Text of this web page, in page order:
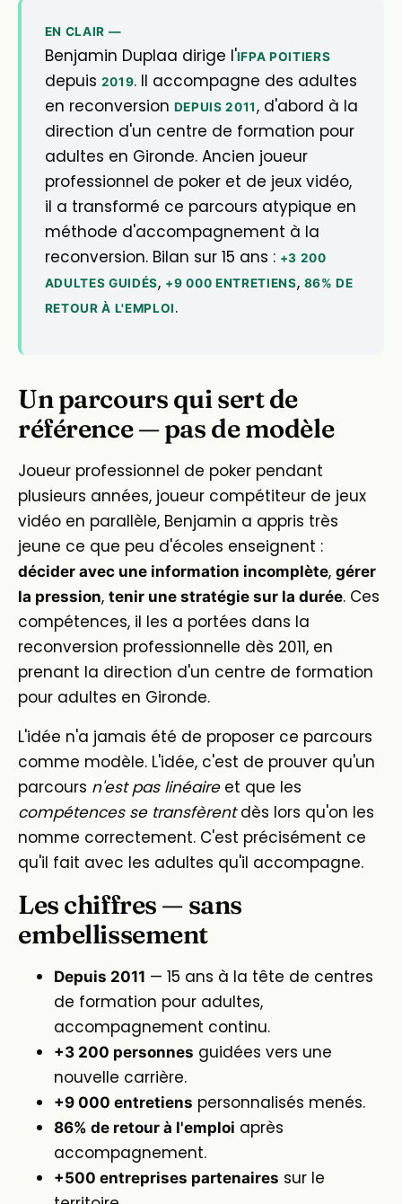
EN CLAIR —
Benjamin Duplaa dirige l'IFPA POITIERS
depuis 2019. Il accompagne des adultes
en reconversion DEPUIS 2011, d'abord à la
direction d'un centre de formation pour
adultes en Gironde. Ancien joueur
professionnel de poker et de jeux vidéo,
il a transformé ce parcours atypique en
méthode d'accompagnement à la
reconversion. Bilan sur 15 ans : +3 200
ADULTES GUIDÉS, +9 000 ENTRETIENS, 86% DE
RETOUR À L'EMPLOI.
Un parcours qui sert de
référence — pas de modèle
Joueur professionnel de poker pendant
plusieurs années, joueur compétiteur de jeux
vidéo en parallèle, Benjamin a appris très
jeune ce que peu d'écoles enseignent :
décider avec une information incomplète, gérer
la pression, tenir une stratégie sur la durée. Ces
compétences, il les a portées dans la
reconversion professionnelle dès 2011, en
prenant la direction d'un centre de formation
pour adultes en Gironde.
L'idée n'a jamais été de proposer ce parcours
comme modèle. L'idée, c'est de prouver qu'un
parcours n'est pas linéaireet que les
compétences se transfèrentdès lors qu'on les
nomme correctement. C'est précisément ce
qu'il fait avec les adultes qu'il accompagne.
Les chiffres — sans
embellissement
Depuis 2011 — 15 ans à la tête de centres
de formation pour adultes,
accompagnement continu.
+3 200 personnes guidées vers une
nouvelle carrière.
+9 000 entretiens personnalisés menés.
86% de retour à l'emploi après
accompagnement.
+500 entreprises partenaires sur le